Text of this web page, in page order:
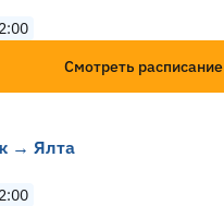
Смотреть расписание
→ Ялта